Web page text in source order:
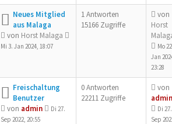
Neues Mitglied
aus Malaga
von Horst Malaga
Mi 3. Jan 2024, 18:07
1 Antworten
15166 Zugriffe
von
Horst
Mo
Jan
23:28
Freischaltung
Benutzer
von admin
Di 27.
Sep 2022, 20:55
0 Antworten
22211 Zugriffe
von
admin
Di 27.
Sep